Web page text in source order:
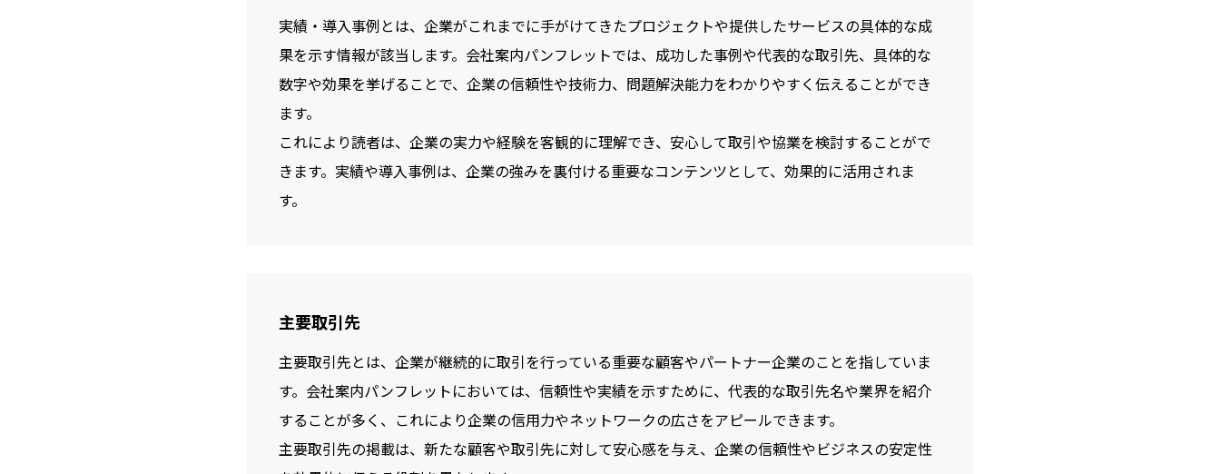
実績・導入事例とは、企業がこれまでに手がけてきたプロジェクトや提供したサービスの具体的な成
果を示す情報が該当します。会社案内パンフレットでは、成功した事例や代表的な取引先、具体的な
数字や効果を挙げることで、企業の信頼性や技術力、問題解決能力をわかりやすく伝えることができ
ます。
これにより読者は、企業の実力や経験を客観的に理解でき、安心して取引や協業を検討することがで
きます。実績や導入事例は、企業の強みを裏付ける重要なコンテンツとして、効果的に活用されま
す。
主要取引先
主要取引先とは、企業が継続的に取引を行っている重要な顧客やパートナー企業のことを指していま
す。会社案内パンフレットにおいては、信頼性や実績を示すために、代表的な取引先名や業界を紹介
することが多く、これにより企業の信用力やネットワークの広さをアピールできます。
主要取引先の掲載は、新たな顧客や取引先に対して安心感を与え、企業の信頼性やビジネスの安定性